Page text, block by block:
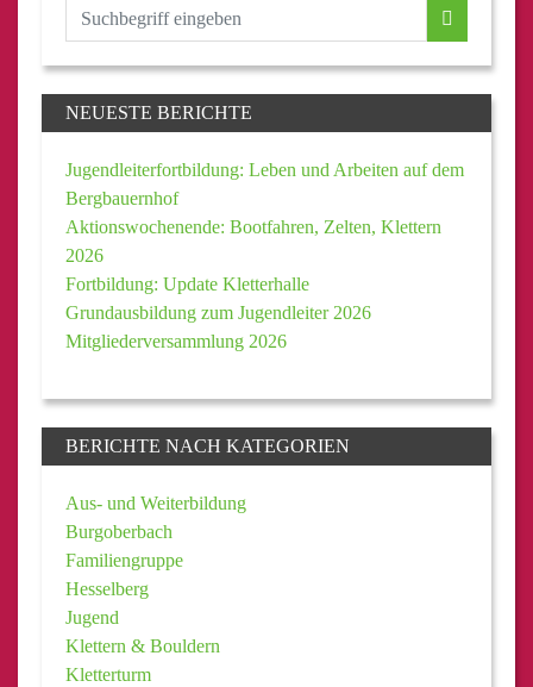
NEUESTE BERICHTE
Jugendleiterfortbildung: Leben und Arbeiten auf dem
Bergbauernhof
Aktionswochenende: Bootfahren, Zelten, Klettern
2026
Fortbildung: Update Kletterhalle
Grundausbildung zum Jugendleiter 2026
Mitgliederversammlung 2026
BERICHTE NACH KATEGORIEN
Aus- und Weiterbildung
Burgoberbach
Familiengruppe
Hesselberg
Jugend
Klettern & Bouldern
Kletterturm